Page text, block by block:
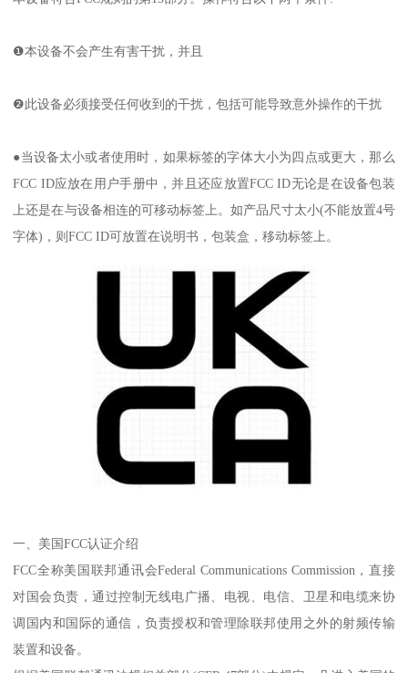
❶本设备不会产生有害干扰，并且
❷此设备必须接受任何收到的干扰，包括可能导致意外操作的干扰
●当设备太小或者使用时，如果标签的字体大小为四点或更大，那么
FCC ID应放在用户手册中，并且还应放置FCC ID无论是在设备包装
上还是在与设备相连的可移动标签上。如产品尺寸太小(不能放置4号
字体)，则FCC ID可放置在说明书，包装盒，移动标签上。
一、美国FCC认证介绍
FCC全称美国联邦通讯会Federal Communications Commission，直接
对国会负责，通过控制无线电广播、电视、电信、卫星和电缆来协
调国内和国际的通信，负责授权和管理除联邦使用之外的射频传输
装置和设备。